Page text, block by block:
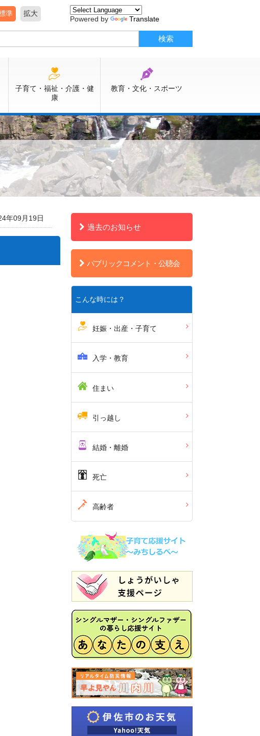
準 拡大
Powered by Translate
子育て・福祉・介護・健
康
教育・文化・スポーツ
年09月19日
過去のお知らせ
パブリックコメント・公聴会
こんな時には？
妊娠・出産・子育て
入学・教育
住まい
引っ越し
結婚・離婚
死亡
高齢者